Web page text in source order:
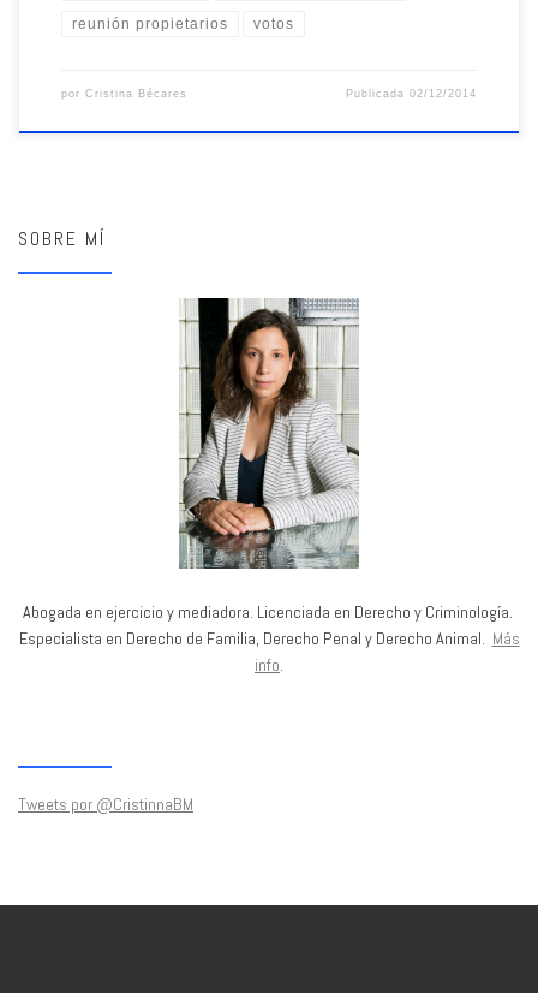
reunión propietarios votos
por Cristina Bécares Publicada02/12/2014
SOBRE MÍ
Abogada en ejercicio y mediadora. Licenciada en Derecho y Criminología.
Especialista en Derecho de Familia, Derecho Penal y Derecho Animal. Más
info.
Tweets por @CristinnaBM